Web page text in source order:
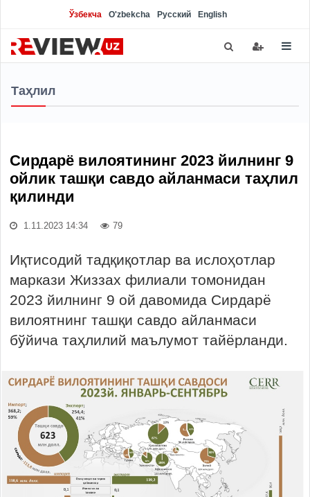
Ўзбекча O'zbekcha Русский English
Таҳлил
Сирдарё вилоятининг 2023 йилнинг 9
ойлик ташқи савдо айланмаси таҳлил
қилинди
1.11.2023 14:34 79
Иқтисодий тадқиқотлар ва ислоҳотлар
маркази Жиззах филиали томонидан
2023 йилнинг 9 ой давомида Сирдарё
вилоятнинг ташқи савдо айланмаси
бўйича таҳлилий маълумот тайёрланди.